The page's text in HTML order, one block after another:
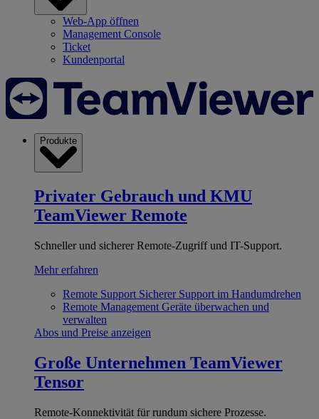
Web-App öffnen
Management Console
Ticket
Kundenportal
Produkte
Privater Gebrauch und KMU
TeamViewer Remote
Schneller und sicherer Remote-Zugriff und IT-Support.
Mehr erfahren
Remote Support Sicherer Support im Handumdrehen
Remote Management Geräte überwachen und
verwalten
Abos und Preise anzeigen
Große Unternehmen TeamViewer
Tensor
Remote-Konnektivität für rundum sichere Prozesse.